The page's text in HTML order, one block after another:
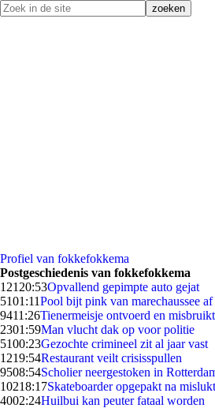
Profiel van fokkefokkema
Postgeschiedenis van fokkefokkema
121 20:53Opvallend gepimpte auto gejat
5101:11Pool bijt pink van marechaussee
9411:26Tienermeisje ontvoerd en
2301:59Man vlucht dak op voor politie
5100:23Gezochte crimineel zit al jaar vast
1219:54Restaurant veilt crisisspullen
9508:54Scholier neergestoken in
10218:17Skateboarder opgepakt na
4002:24Huilbui kan peuter fataal worden